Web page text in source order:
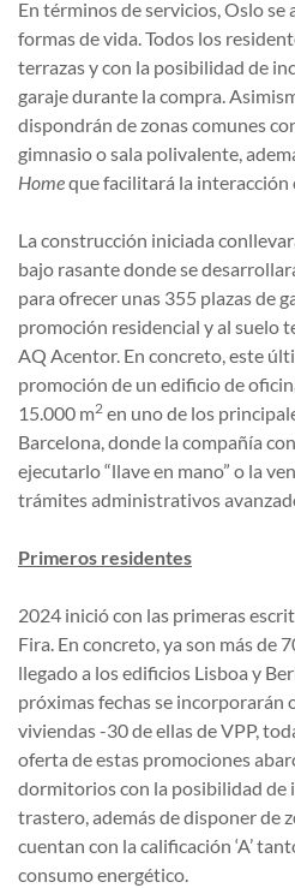
En términos de servicios, Oslo se
formas de vida. Todos los
terrazas y con la posibilidad de
garaje durante la compra.
dispondrán de zonas comunes
gimnasio o sala polivalente,
Homeque facilitará la interacción
La construcción iniciada
bajo rasante donde se
para ofrecer unas 355 plazas de
promoción residencial y al suelo
AQ Acentor. En concreto, este
promoción de un edificio de
15.000 m2 en uno de los
Barcelona, donde la compañía
ejecutarlo “llave en mano” o la
trámites administrativos
Primeros residentes
2024 inició con las primeras
Fira. En concreto, ya son más de
llegado a los edificios Lisboa y
próximas fechas se incorporarán
viviendas -30 de ellas de VPP,
oferta de estas promociones
dormitorios con la posibilidad de
trastero, además de disponer de
cuentan con la calificación ‘A’
consumo energético.